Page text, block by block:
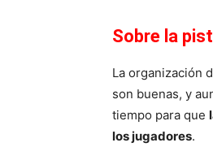
Sobre la
La organización
son buenas, y
tiempo para que
los jugadores.